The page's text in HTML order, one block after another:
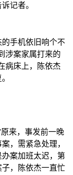
记者。
手机依旧响个不
涉案家属打来的
病床上，陈依杰
来，事发前一晚
，需紧急处理，
案加班太迟，第
，陈依杰一直忙